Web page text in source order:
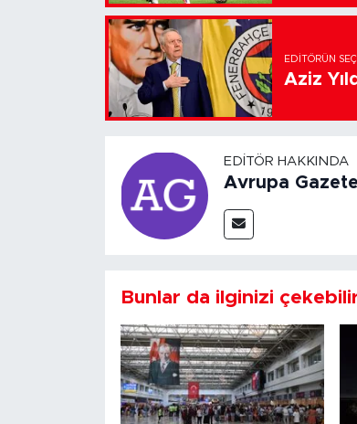
EDITÖRÜN
Aziz
EDITÖR HAKKINDA
Avrupa Gazete
Bunlar da ilginizi